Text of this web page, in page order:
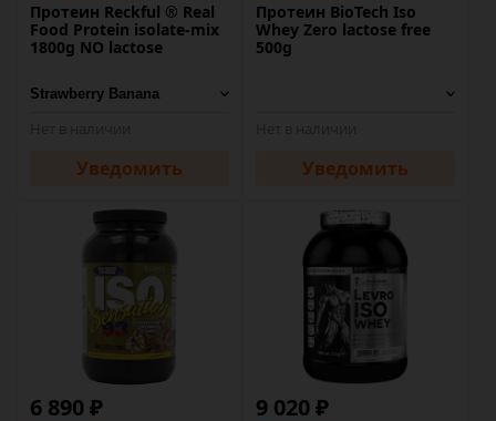
Протеин Reckful ® Real
Food Protein isolate-mix
1800g NO lactose
Уведомить
Протеин BioTech Iso
Whey Zero lactose free
500g
Уведомить
6 890 ₽ 9 020 ₽